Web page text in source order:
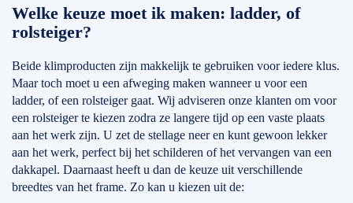
Welke keuze moet ik maken: ladder, of
rolsteiger?
Beide klimproducten zijn makkelijk te gebruiken voor iedere klus.
Maar toch moet u een afweging maken wanneer u voor een
ladder, of een rolsteiger gaat. Wij adviseren onze klanten om voor
een rolsteiger te kiezen zodra ze langere tijd op een vaste plaats
aan het werk zijn. U zet de stellage neer en kunt gewoon lekker
aan het werk, perfect bij het schilderen of het vervangen van een
dakkapel. Daarnaast heeft u dan de keuze uit verschillende
breedtes van het frame. Zo kan u kiezen uit de: